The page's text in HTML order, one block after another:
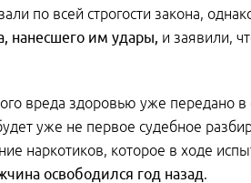
по всей строгости закона,
нанесшего им удары, и заявили,
вреда здоровью уже передано в
уже не первое судебное
наркотиков, которое в ходе
освободился год назад.